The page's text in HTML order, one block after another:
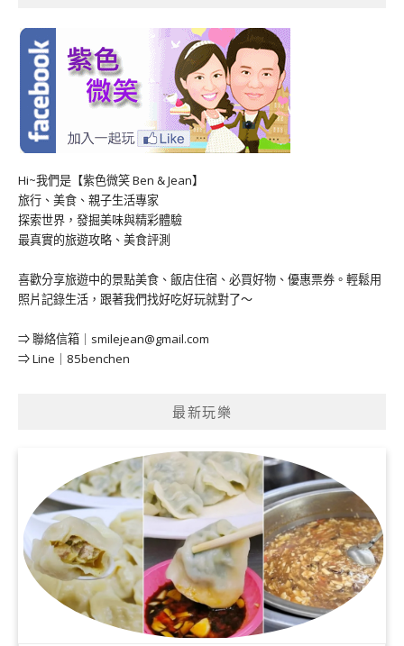
Hi~我們是【紫色微笑 Ben & Jean】
旅行、美食、親子生活專家
探索世界，發掘美味與精彩體驗
最真實的旅遊攻略、美食評測
喜歡分享旅遊中的景點美食、飯店住宿、必買好物、優惠票券。輕鬆用
照片記錄生活，跟著我們找好吃好玩就對了～
⇒ 聯絡信箱｜ smilejean@gmail.com
⇒ Line｜85benchen
最新玩樂